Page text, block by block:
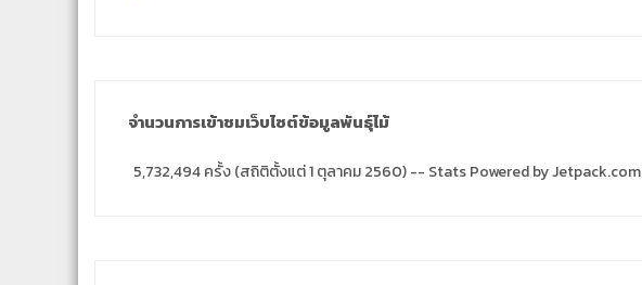
จำนวนการเข้าชมเว็บไซต์ข้อมูลพันธุ์ไม้
5,732,494 ครั้ง (สถิติตั้งแต่ 1 ตุลาคม 2560) -- Stats Powered by Jetpack.com